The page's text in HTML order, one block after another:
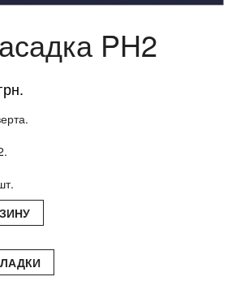
PH2